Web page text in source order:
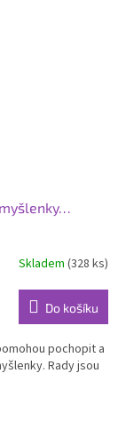
Skladem (328 ks)
Do košíku
pochopit a
Rady jsou